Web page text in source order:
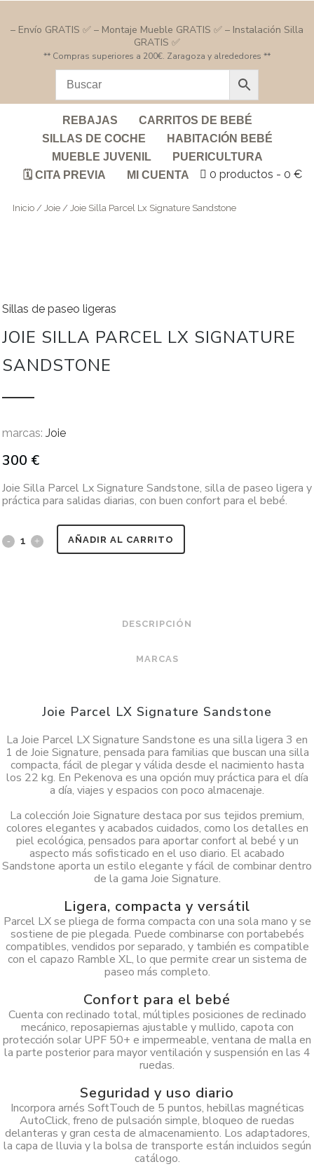
– Envío GRATIS ✅ – Montaje Mueble GRATIS ✅ – Instalación Silla
GRATIS ✅
** Compras superiores a 200€. Zaragoza y alrededores **
REBAJAS
CARRITOS DE BEBÉ
SILLAS DE COCHE
HABITACIÓN BEBÉ
MUEBLE JUVENIL
PUERICULTURA
🗓️ CITA PREVIA
MI CUENTA 0 productos 0 €
Inicio / Joie / Joie Silla Parcel Lx Signature Sandstone
Sillas de paseo ligeras
JOIE SILLA PARCEL LX SIGNATURE
SANDSTONE
marcas: Joie
300 €
Joie Silla Parcel Lx Signature Sandstone, silla de paseo ligera y
práctica para salidas diarias, con buen confort para el bebé.
AÑADIR AL CARRITO
DESCRIPCIÓN
MARCAS
Joie Parcel LX Signature Sandstone
La Joie Parcel LX Signature Sandstone es una silla ligera 3 en
1 de Joie Signature, pensada para familias que buscan una silla
compacta, fácil de plegar y válida desde el nacimiento hasta
los 22 kg. En Pekenova es una opción muy práctica para el día
a día, viajes y espacios con poco almacenaje.
La colección Joie Signature destaca por sus tejidos premium,
colores elegantes y acabados cuidados, como los detalles en
piel ecológica, pensados para aportar confort al bebé y un
aspecto más sofisticado en el uso diario. El acabado
Sandstone aporta un estilo elegante y fácil de combinar dentro
de la gama Joie Signature.
Ligera, compacta y versátil
Parcel LX se pliega de forma compacta con una sola mano y se
sostiene de pie plegada. Puede combinarse con portabebés
compatibles, vendidos por separado, y también es compatible
con el capazo Ramble XL, lo que permite crear un sistema de
paseo más completo.
Confort para el bebé
Cuenta con reclinado total, múltiples posiciones de reclinado
mecánico, reposapiernas ajustable y mullido, capota con
protección solar UPF 50+ e impermeable, ventana de malla en
la parte posterior para mayor ventilación y suspensión en las 4
ruedas.
Seguridad y uso diario
Incorpora arnés SoftTouch de 5 puntos, hebillas magnéticas
AutoClick, freno de pulsación simple, bloqueo de ruedas
delanteras y gran cesta de almacenamiento. Los adaptadores,
la capa de lluvia y la bolsa de transporte están incluidos según
catálogo.